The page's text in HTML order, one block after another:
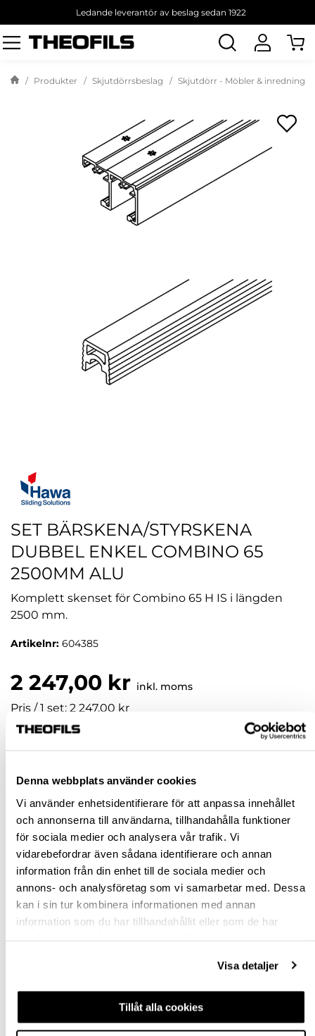
Denna webbplats använder cookies
Vi använder enhetsidentifierare för att anpassa innehållet
och annonserna till användarna, tillhandahålla funktioner
för sociala medier och analysera vår trafik. Vi
vidarebefordrar även sådana identifierare och annan
information från din enhet till de sociala medier och
annons- och analysföretag som vi samarbetar med. Dessa
kan i sin tur kombinera informationen med annan
information som du har tillhandahållit eller som de har
Visa detaljer
Tillåt alla cookies
Ledande leverantör av beslag sedan 1922
Sök
produkt
Produkter Skjutdörrsbeslag Skjutdörr - Möbler & inredning
SET BÄRSKENA/STYRSKENA
DUBBEL ENKEL COMBINO 65
2500MM ALU
Komplett skenset för Combino 65 H IS i längden
2500 mm.
Artikelnr: 604385
2 247,00 kr inkl. moms
Pris / 1 set: 2 247,00 kr
KÖP
Jönköping huvudlager Beställningsvara
Jönköping butik Slut i lager
Malmö butik Slut i lager
Stockholm butik Slut i lager
Snabba leveranser